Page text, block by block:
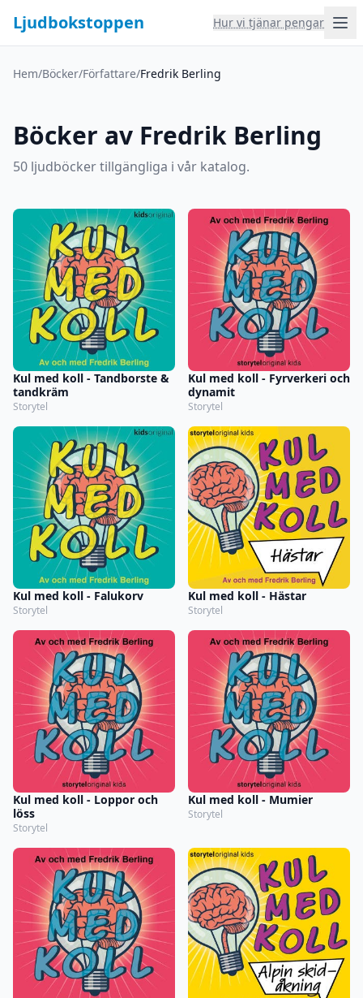
Ljudbokstoppen Hur vi tjänar pengar
Hem/Böcker/Författare/Fredrik Berling
Böcker av Fredrik Berling
50 ljudböcker tillgängliga i vår katalog.
Kul med koll - Tandborste &
tandkräm
Storytel
Kul med koll - Fyrverkeri och
dynamit
Storytel
Kul med koll - Falukorv
Storytel
Kul med koll - Hästar
Storytel
Kul med koll - Loppor och
löss
Storytel
Kul med koll - Mumier
Storytel